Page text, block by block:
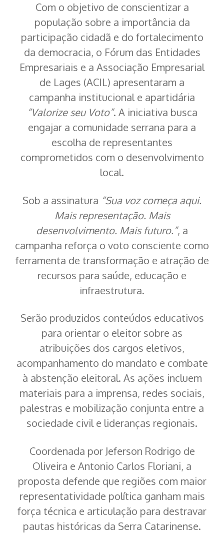
Com o objetivo de conscientizar a
população sobre a importância da
participação cidadã e do fortalecimento
da democracia, o Fórum das Entidades
Empresariais e a Associação Empresarial
de Lages (ACIL) apresentaram a
campanha institucional e apartidária
“Valorize seu Voto”. A iniciativa busca
engajar a comunidade serrana para a
escolha de representantes
comprometidos com o desenvolvimento
local.
Sob a assinatura “Sua voz começa aqui.
Mais representação. Mais
desenvolvimento. Mais futuro.”, a
campanha reforça o voto consciente como
ferramenta de transformação e atração de
recursos para saúde, educação e
infraestrutura.
Serão produzidos conteúdos educativos
para orientar o eleitor sobre as
atribuições dos cargos eletivos,
acompanhamento do mandato e combate
à abstenção eleitoral. As ações incluem
materiais para a imprensa, redes sociais,
palestras e mobilização conjunta entre a
sociedade civil e lideranças regionais.
Coordenada por Jeferson Rodrigo de
Oliveira e Antonio Carlos Floriani, a
proposta defende que regiões com maior
representatividade política ganham mais
força técnica e articulação para destravar
pautas históricas da Serra Catarinense.